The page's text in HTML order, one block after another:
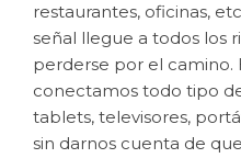
restaurantes, oficinas,
señal llegue a todos los
perderse por el
conectamos todo tipo
tablets, televisores,
sin darnos cuenta de